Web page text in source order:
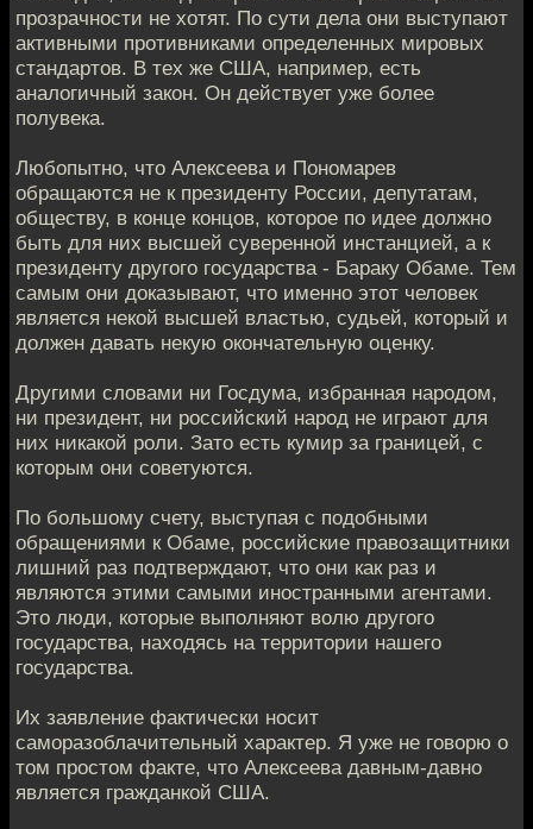
прозрачности не хотят. По сути дела они выступают
активными противниками определенных мировых
стандартов. В тех же США, например, есть
аналогичный закон. Он действует уже более
полувека.
Любопытно, что Алексеева и Пономарев
обращаются не к президенту России, депутатам,
обществу, в конце концов, которое по идее должно
быть для них высшей суверенной инстанцией, а к
президенту другого государства - Бараку Обаме. Тем
самым они доказывают, что именно этот человек
является некой высшей властью, судьей, который и
должен давать некую окончательную оценку.
Другими словами ни Госдума, избранная народом,
ни президент, ни российский народ не играют для
них никакой роли. Зато есть кумир за границей, с
которым они советуются.
По большому счету, выступая с подобными
обращениями к Обаме, российские правозащитники
лишний раз подтверждают, что они как раз и
являются этими самыми иностранными агентами.
Это люди, которые выполняют волю другого
государства, находясь на территории нашего
государства.
Их заявление фактически носит
саморазоблачительный характер. Я уже не говорю о
том простом факте, что Алексеева давным-давно
является гражданкой США.